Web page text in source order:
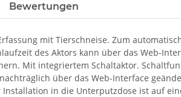
Bewertungen
mit Tierschneise. Zum
des Aktors kann über das Web-
Mit integriertem Schaltaktor.
über das Web-Interface
Installation in die Unterputzdose ist auf